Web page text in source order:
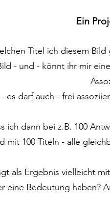
Ein
Titel ich diesem
- und - könnt ihr mir
es darf auch - frei
ich dann bei z.B. 100
mit 100 Titeln - alle
als Ergebnis vielleicht
eine Bedeutung haben?